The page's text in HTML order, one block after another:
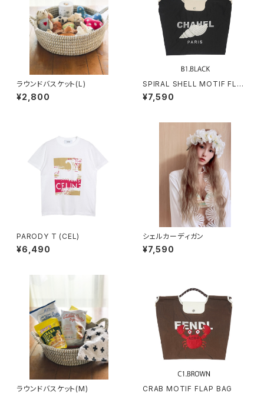
ラウンドバスケット(L)
¥2,800
SPIRAL SHELL MOTIF FLAP
BAG
¥7,590
PARODY T (CEL)
¥6,490
シェルカーディガン
¥7,590
ラウンドバスケット(M) CRAB MOTIF FLAP BAG